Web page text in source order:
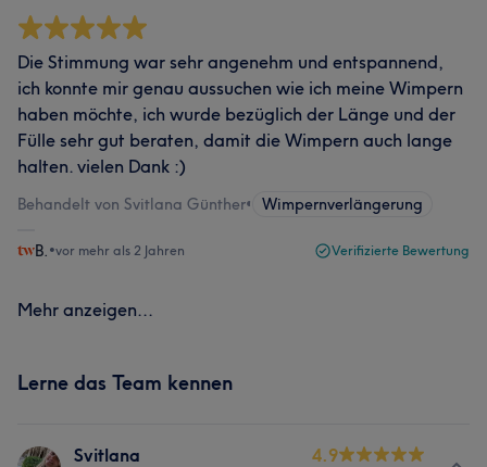
Die Stimmung war sehr angenehm und entspannend,
ich konnte mir genau aussuchen wie ich meine Wimpern
haben möchte, ich wurde bezüglich der Länge und der
Fülle sehr gut beraten, damit die Wimpern auch lange
halten. vielen Dank :)
Behandelt von Svitlana Günther• Wimpernverlängerung
B. •vor mehr als 2 Jahren Verifizierte Bewertung
Mehr anzeigen...
Lerne das Team kennen
Svitlana 4.9